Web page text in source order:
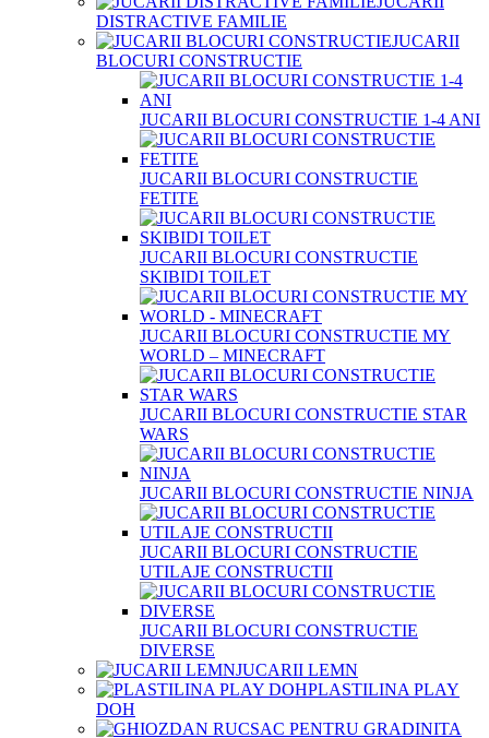
DISTRACTIVE FAMILIE
JUCARII
BLOCURI CONSTRUCTIE
JUCARII BLOCURI CONSTRUCTIE 1-4 ANI
JUCARII BLOCURI CONSTRUCTIE
FETITE
JUCARII BLOCURI CONSTRUCTIE
SKIBIDI TOILET
JUCARII BLOCURI CONSTRUCTIE MY
WORLD – MINECRAFT
JUCARII BLOCURI CONSTRUCTIE STAR
WARS
JUCARII BLOCURI CONSTRUCTIE NINJA
JUCARII BLOCURI CONSTRUCTIE
UTILAJE CONSTRUCTII
JUCARII BLOCURI CONSTRUCTIE
DIVERSE
JUCARII LEMN
PLASTILINA PLAY
DOH